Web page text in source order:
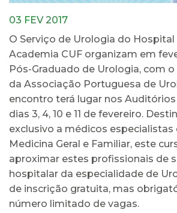
03 FEV 2017
O Serviço de Urologia do Hospital
Academia CUF organizam em
Pós-Graduado de Urologia, com
da Associação Portuguesa de
encontro terá lugar nos
dias 3, 4, 10 e 11 de fevereiro.
exclusivo a médicos especialistas
Medicina Geral e Familiar, este
aproximar estes profissionais de
hospitalar da especialidade de
de inscrição gratuita, mas
número limitado de vagas.